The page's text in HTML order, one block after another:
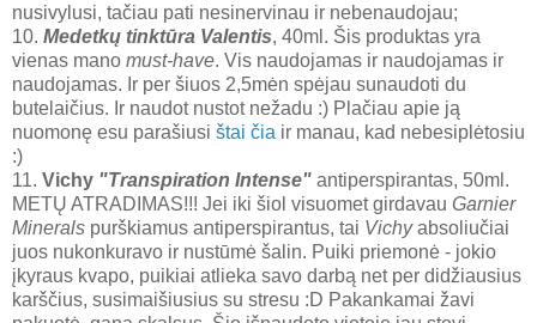
nusivylusi, tačiau pati nesinervinau ir nebenaudojau;
10. Medetkų tinktūra Valentis, 40ml. Šis produktas yra
vienas mano must-have. Vis naudojamas ir naudojamas ir
naudojamas. Ir per šiuos 2,5mėn spėjau sunaudoti du
butelaičius. Ir naudot nustot nežadu :) Plačiau apie ją
nuomonę esu parašiusi štai čia ir manau, kad nebesiplėtosiu
:)
11. Vichy "Transpiration Intense" antiperspirantas, 50ml.
METŲ ATRADIMAS!!! Jei iki šiol visuomet girdavau Garnier
Minerals purškiamus antiperspirantus, tai Vichyabsoliučiai
juos nukonkuravo ir nustūmė šalin. Puiki priemonė - jokio
įkyraus kvapo, puikiai atlieka savo darbą net per didžiausius
karščius, susimaišiusius su stresu :D Pakankamai žavi